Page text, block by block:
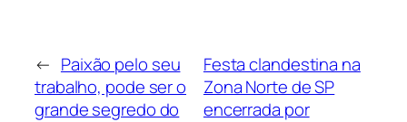
← Paixão pelo seu
trabalho, pode ser o
grande segredo do
Festa clandestina na
Zona Norte de SP
encerrada por